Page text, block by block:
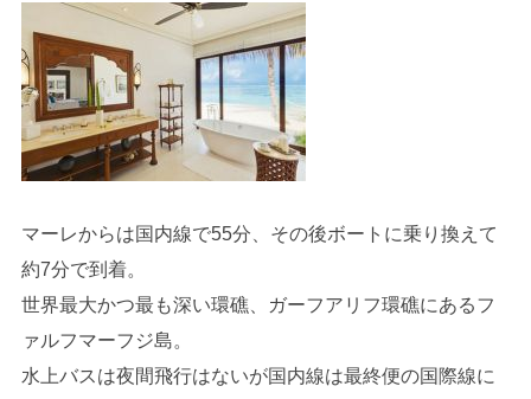
マーレからは国内線で55分、その後ボートに乗り換えて
約7分で到着。
世界最大かつ最も深い環礁、ガーフアリフ環礁にあるフ
ァルフマーフジ島。
水上バスは夜間飛行はないが国内線は最終便の国際線に